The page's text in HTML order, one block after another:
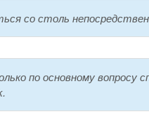
со столь
по основному вопросу